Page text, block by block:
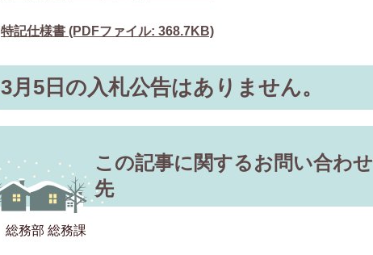
特記仕様書 (PDFファイル: 368.7KB)
3月5日の入札公告はありません。
この記事に関するお問い合わせ
先
総務部 総務課